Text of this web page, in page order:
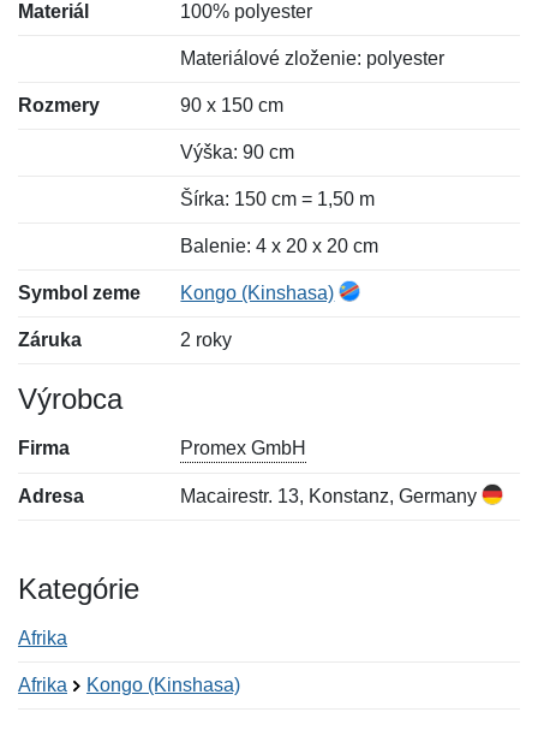
Materiál 100% polyester
Materiálové zloženie: polyester
Rozmery 90 x 150 cm
Výška: 90 cm
Šírka: 150 cm = 1,50 m
Balenie: 4 x 20 x 20 cm
Symbol zeme Kongo (Kinshasa)
Záruka 2 roky
Výrobca
Firma Promex GmbH
Adresa Macairestr. 13, Konstanz, Germany
Kategórie
Afrika
Afrika Kongo (Kinshasa)